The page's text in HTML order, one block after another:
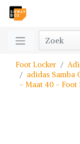
Foot Locker
adidas Samba
- Maat 40 - Foot